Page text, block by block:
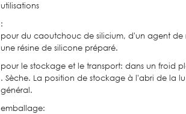
utilisations
:
pour du caoutchouc de silicium, d'un agent
une résine de silicone préparé.
pour le stockage et le transport: dans un froid
. Sèche. La position de stockage à l'abri de la
général.
emballage: